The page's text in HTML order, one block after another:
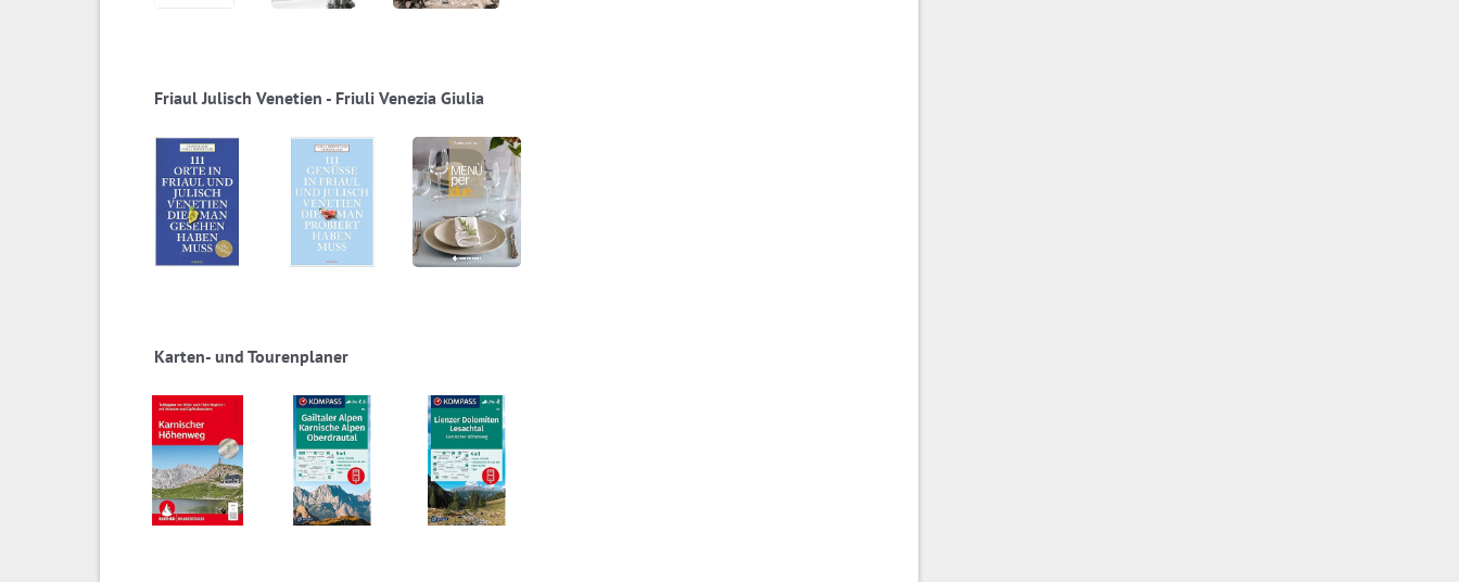
Friaul Julisch Venetien - Friuli Venezia Giulia
Karten- und Tourenplaner